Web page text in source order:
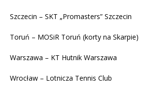
Szczecin – SKT „Promasters” Szczecin
Toruń – MOSiR Toruń (korty na Skarpie)
Warszawa – KT Hutnik Warszawa
Wrocław – Lotnicza Tennis Club